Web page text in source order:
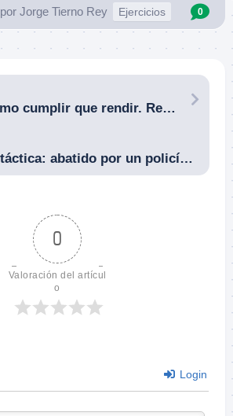
por Jorge Tierno Rey Ejercicios 0
No es lo mismo cumplir que rendir. Republicado de IG @let_n_ec.
Situación táctica: abatido por un policía cuando empuñaba un cuchillo y asfixiaba a un niño. Brandon, Florida (EE. UU.). 2 de noviembre de 2025.
0
Valoración del artícul
o
Login